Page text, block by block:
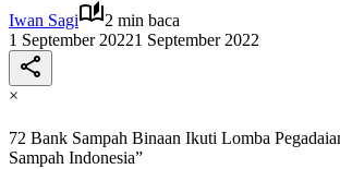
Iwan Sagi
2 min baca
1 September 20221 September 2022
×
72 Bank Sampah Binaan Ikuti Lomba
Sampah Indonesia”